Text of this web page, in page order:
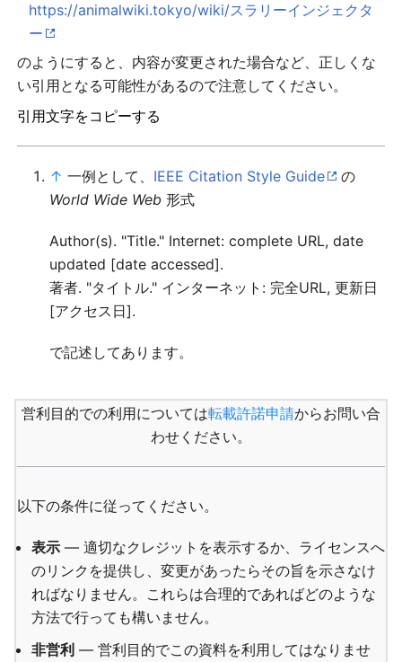
https://animalwiki.tokyo/wiki/スラリーインジェクタ
ー
のようにすると、内容が変更された場合など、正しくな
い引用となる可能性があるので注意してください。
引用文字をコピーする
↑ 一例として、 IEEE Citation Style Guide
の
World Wide Web 形式
Author(s). "Title." Internet: complete URL, date
updated [date accessed].
著者. "タイトル." インターネット: 完全URL, 更新日
[アクセス日].
で記述してあります。
営利目的での利用については転載許諾申請からお問い合
わせください。
以下の条件に従ってください。
表示 — 適切なクレジットを表示するか、ライセンスへ
のリンクを提供し、変更があったらその旨を示さなけ
ればなりません。これらは合理的であればどのような
方法で行っても構いません。
非営利 — 営利目的でこの資料を利用してはなりませ